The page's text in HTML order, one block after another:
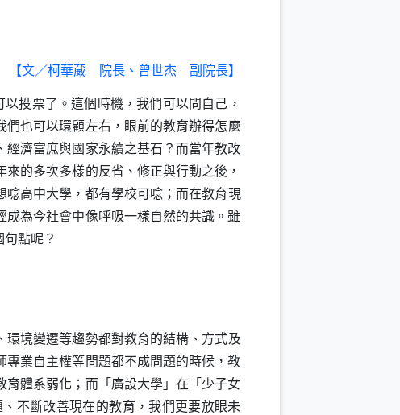
【文／柯華葳 院長、曾世杰 副院長】
投票了。這個時機，我們可以問自己，
們也可以環顧左右，眼前的教育辦得怎麼
濟富庶與國家永續之基石？而當年教改
的多次多樣的反省、修正與行動之後，
唸高中大學，都有學校可唸；而在教育現
為今社會中像呼吸一樣自然的共識。雖
點呢？
境變遷等趨勢都對教育的結構、方式及
業自主權等問題都不成問題的時候，教
體系弱化；而「廣設大學」在「少子女
不斷改善現在的教育，我們更要放眼未